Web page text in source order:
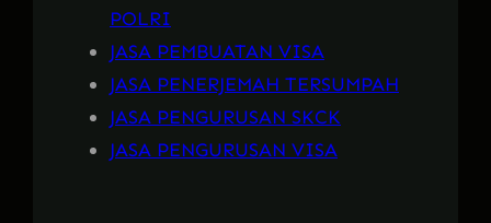
POLRI
JASA PEMBUATAN VISA
JASA PENERJEMAH TERSUMPAH
JASA PENGURUSAN SKCK
JASA PENGURUSAN VISA